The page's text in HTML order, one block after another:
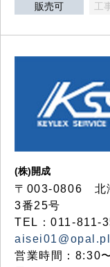
販売可 工
(株)開成
〒003-0806 北
3番25号
TEL：011-811-
営業時間：8:30